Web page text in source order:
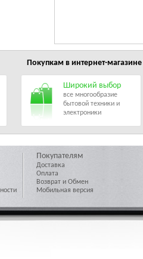
Покупкам в интернет-магазине
Широкий выбор
все многообразие
бытовой техники и
электроники
Покупателям
Доставка
Оплата
Возврат и Обмен
Мобильная версия